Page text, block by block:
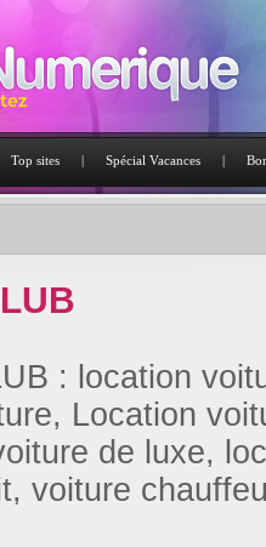
Top sites | Spécial Vacances |
: location
Location
de luxe,
voiture